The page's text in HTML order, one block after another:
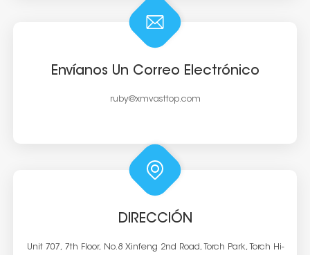
Envíanos Un Correo Electrónico
ruby@xmvasttop.com
DIRECCIÓN
Unit 707, 7th Floor, No.8 Xinfeng 2nd Road, Torch Park, Torch Hi-